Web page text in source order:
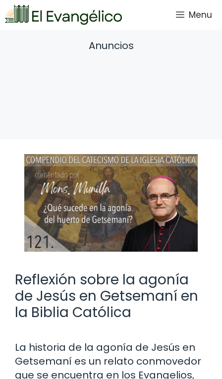
Saltar
al
Menu
Anuncios
Reflexión sobre la agonía
de Jesús en Getsemaní en
la Biblia Católica
La historia de la agonía de Jesús en
Getsemaní es un relato conmovedor
que se encuentra en los Evangelios,